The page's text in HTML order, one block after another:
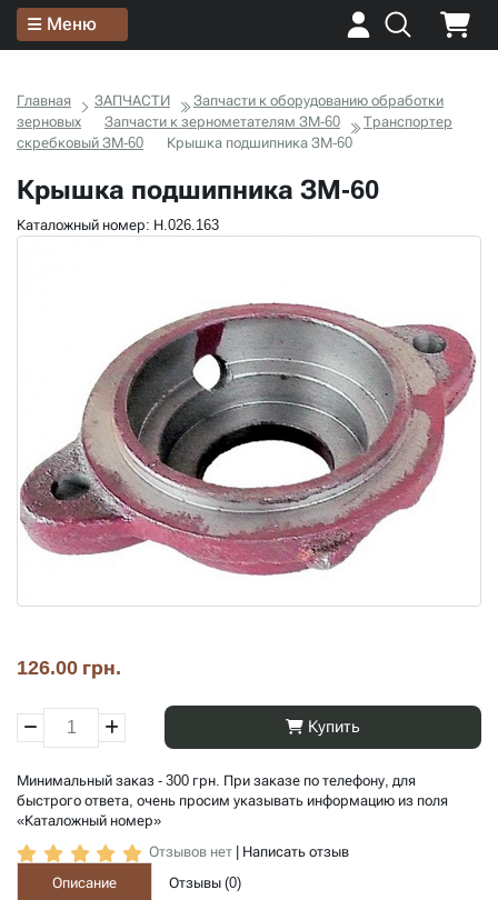
Меню
Главная ЗАПЧАСТИ
Запчасти к оборудованию обработки
зерновых
Запчасти к зернометателям ЗМ-60
Транспортер
скребковый ЗМ-60
Крышка подшипника ЗМ-60
Крышка подшипника ЗМ-60
Каталожный номер: Н.026.163
126.00 грн.
Купить
Минимальный заказ - 300 грн. При заказе по телефону, для
быстрого ответа, очень просим указывать информацию из поля
«Каталожный номер»
Отзывов нет
Написать отзыв
Описание
Отзывы (0)